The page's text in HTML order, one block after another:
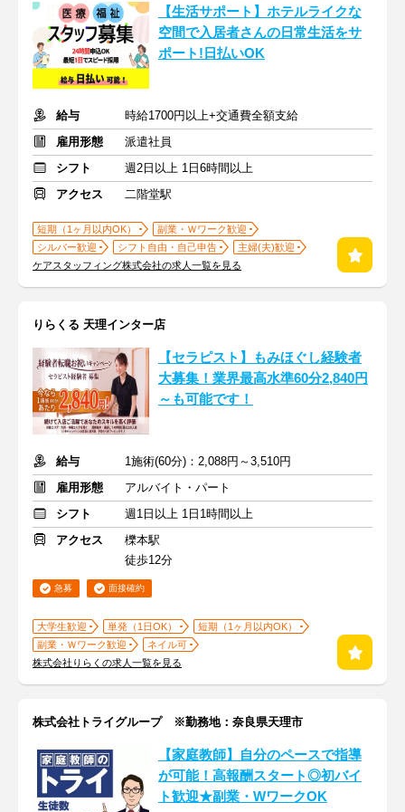
【生活サポート】ホテルライクな
空間で入居者さんの日常生活をサ
ポート!日払いOK
給与
時給1700円以上+交通費全額支給
雇用形態
派遣社員
シフト
週2日以上 1日6時間以上
アクセス
二階堂駅
短期（1ヶ月以内OK）
副業・Ｗワーク歓迎
シルバー歓迎
シフト自由・自己申告
主婦(夫)歓迎
ケアスタッフィング株式会社の求人一覧を見る
りらくる 天理インター店
【セラピスト】もみほぐし経験者
大募集！業界最高水準60分2,840円
～も可能です！
給与
1施術(60分)：2,088円～3,510円
雇用形態
アルバイト・パート
シフト
週1日以上 1日1時間以上
アクセス
櫟本駅
徒歩12分
急募 面接確約
大学生歓迎 単発（1日OK）
短期（1ヶ月以内OK）
副業・Ｗワーク歓迎
ネイル可
株式会社りらくの求人一覧を見る
株式会社トライグループ ※勤務地：奈良県天理市
【家庭教師】自分のペースで指導
が可能！高報酬スタート◎初バイ
ト歓迎★副業・WワークOK